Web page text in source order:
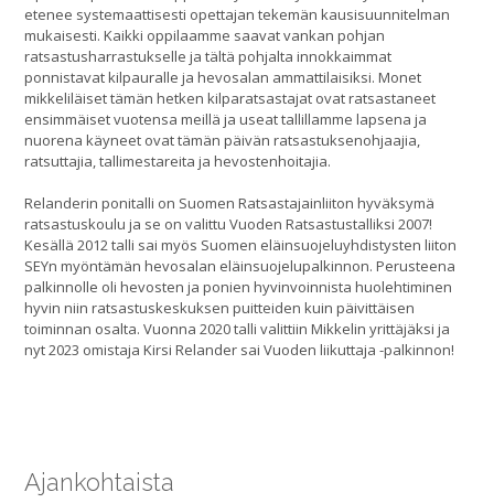
etenee systemaattisesti opettajan tekemän kausisuunnitelman
mukaisesti. Kaikki oppilaamme saavat vankan pohjan
ratsastusharrastukselle ja tältä pohjalta innokkaimmat
ponnistavat kilpauralle ja hevosalan ammattilaisiksi. Monet
mikkeliläiset tämän hetken kilparatsastajat ovat ratsastaneet
ensimmäiset vuotensa meillä ja useat tallillamme lapsena ja
nuorena käyneet ovat tämän päivän ratsastuksenohjaajia,
ratsuttajia, tallimestareita ja hevostenhoitajia.
Relanderin ponitalli on Suomen Ratsastajainliiton hyväksymä
ratsastuskoulu ja se on valittu Vuoden Ratsastustalliksi 2007!
Kesällä 2012 talli sai myös Suomen eläinsuojeluyhdistysten liiton
SEYn myöntämän hevosalan eläinsuojelupalkinnon. Perusteena
palkinnolle oli hevosten ja ponien hyvinvoinnista huolehtiminen
hyvin niin ratsastuskeskuksen puitteiden kuin päivittäisen
toiminnan osalta. Vuonna 2020 talli valittiin Mikkelin yrittäjäksi ja
nyt 2023 omistaja Kirsi Relander sai Vuoden liikuttaja -palkinnon!
Ajankohtaista